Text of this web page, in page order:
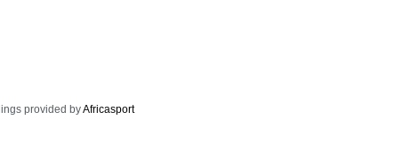
provided byAfricasport